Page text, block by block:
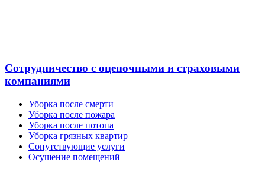
Сотрудничество с оценочными и страховыми
компаниями
Уборка после смерти
Уборка после пожара
Уборка после потопа
Уборка грязных квартир
Сопутствующие услуги
Осушение помещений